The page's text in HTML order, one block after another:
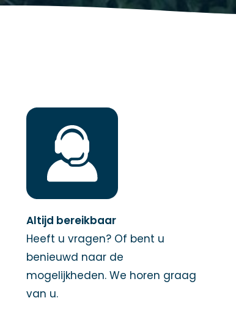
Altijd bereikbaar
Heeft u vragen? Of bent u
benieuwd naar de
mogelijkheden. We horen graag
van u.